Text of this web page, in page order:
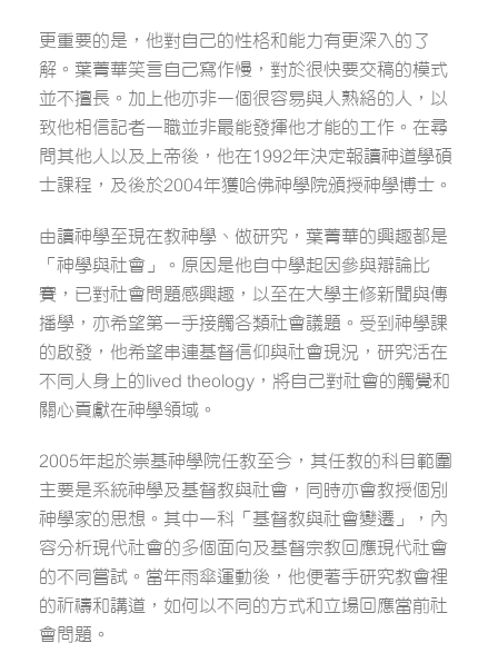
更重要的是，他對自己的性格和能力有更深入的了
解。葉菁華笑言自己寫作慢，對於很快要交稿的模式
並不擅長。加上他亦非一個很容易與人熟絡的人，以
致他相信記者一職並非最能發揮他才能的工作。在尋
問其他人以及上帝後，他在1992年決定報讀神道學碩
士課程，及後於2004年獲哈佛神學院頒授神學博士。
由讀神學至現在教神學、做研究，葉菁華的興趣都是
「神學與社會」。原因是他自中學起因參與辯論比
賽，已對社會問題感興趣，以至在大學主修新聞與傳
播學，亦希望第一手接觸各類社會議題。受到神學課
的啟發，他希望串連基督信仰與社會現況，研究活在
不同人身上的lived theology，將自己對社會的觸覺和
關心貢獻在神學領域。
2005年起於崇基神學院任教至今，其任教的科目範圍
主要是系統神學及基督教與社會，同時亦會教授個別
神學家的思想。其中一科「基督教與社會變遷」，內
容分析現代社會的多個面向及基督宗教回應現代社會
的不同嘗試。當年雨傘運動後，他便著手研究教會裡
的祈禱和講道，如何以不同的方式和立場回應當前社
會問題。